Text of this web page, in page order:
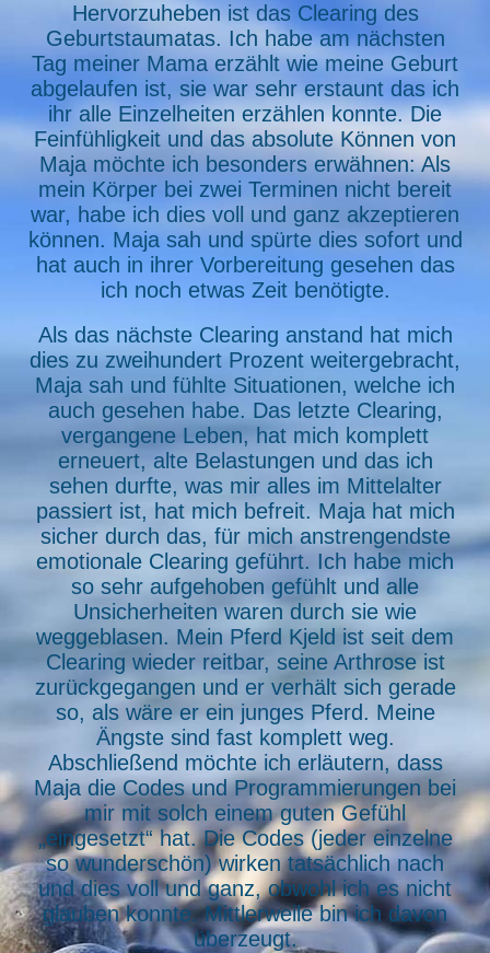
Hervorzuheben ist das Clearing des
Geburtstaumatas. Ich habe am nächsten
Tag meiner Mama erzählt wie meine Geburt
abgelaufen ist, sie war sehr erstaunt das ich
ihr alle Einzelheiten erzählen konnte. Die
Feinfühligkeit und das absolute Können von
Maja möchte ich besonders erwähnen: Als
mein Körper bei zwei Terminen nicht bereit
war, habe ich dies voll und ganz akzeptieren
können. Maja sah und spürte dies sofort und
hat auch in ihrer Vorbereitung gesehen das
ich noch etwas Zeit benötigte.
Als das nächste Clearing anstand hat mich
dies zu zweihundert Prozent weitergebracht,
Maja sah und fühlte Situationen, welche ich
auch gesehen habe. Das letzte Clearing,
vergangene Leben, hat mich komplett
erneuert, alte Belastungen und das ich
sehen durfte, was mir alles im Mittelalter
passiert ist, hat mich befreit. Maja hat mich
sicher durch das, für mich anstrengendste
emotionale Clearing geführt. Ich habe mich
so sehr aufgehoben gefühlt und alle
Unsicherheiten waren durch sie wie
weggeblasen. Mein Pferd Kjeld ist seit dem
Clearing wieder reitbar, seine Arthrose ist
zurückgegangen und er verhält sich gerade
so, als wäre er ein junges Pferd. Meine
Ängste sind fast komplett weg.
Abschließend möchte ich erläutern, dass
Maja die Codes und Programmierungen bei
mir mit solch einem guten Gefühl
„eingesetzt“ hat. Die Codes (jeder einzelne
so wunderschön) wirken tatsächlich nach
und dies voll und ganz, obwohl ich es nicht
glauben konnte. Mittlerweile bin ich davon
überzeugt.